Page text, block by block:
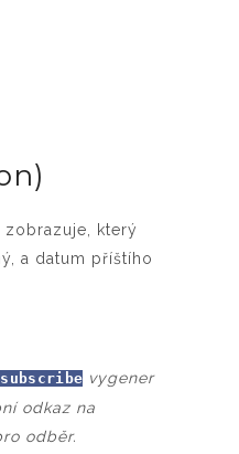
zobrazuje, který
a datum příštího
vygener
odkaz na
odběr.